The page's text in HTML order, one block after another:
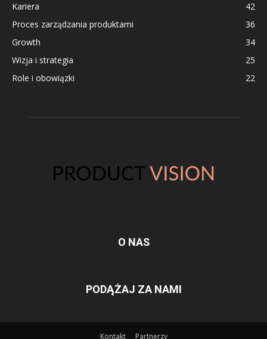
Kariera
42
Proces zarządzania produktami
36
Growth
34
Wizja i strategia
25
Role i obowiązki
22
O NAS
PODĄŻAJ ZA NAMI
Kontakt Partnerzy